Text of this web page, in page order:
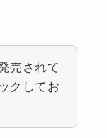
売されて
クしてお